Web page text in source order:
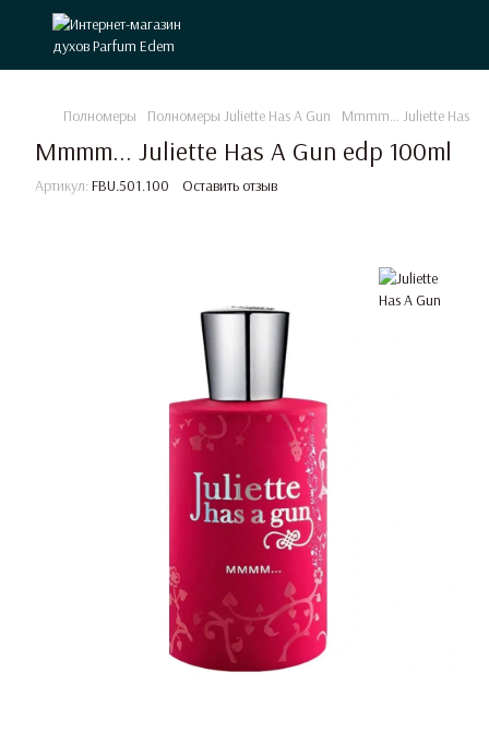
Полномеры Полномеры Juliette Has A Gun Mmmm... Juliette Has
Mmmm... Juliette Has A Gun edp 100ml
Артикул: FBU.501.100 Оставить отзыв